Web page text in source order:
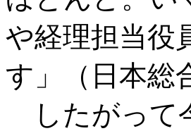
や経理担当役
す」（日本総
したがって